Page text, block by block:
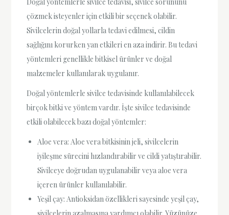
çözmek isteyenler için etkili bir seçenek olabilir.
Sivilcelerin doğal yollarla tedavi edilmesi, cildin
sağlığını korurken yan etkileri en aza indirir. Bu tedavi
yöntemleri genellikle bitkisel ürünler ve doğal
malzemeler kullanılarak uygulanır.
Doğal yöntemlerle sivilce tedavisinde kullanılabilecek
birçok bitki ve yöntem vardır. İşte sivilce tedavisinde
etkili olabilecek bazı doğal yöntemler:
Aloe vera: Aloe vera bitkisinin jeli, sivilcelerin
iyileşme sürecini hızlandırabilir ve cildi yatıştırabilir.
Sivilceye doğrudan uygulanabilir veya aloe vera
içeren ürünler kullanılabilir.
Yeşil çay: Antioksidan özellikleri sayesinde yeşil çay,